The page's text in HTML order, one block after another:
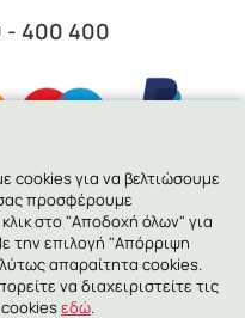
- 400 400
cookies για να βελτιώσουμε
προσφέρουμε
στο "Αποδοχή όλων" για
την επιλογή "Απόρριψη
απαραίτητα cookies.
να διαχειριστείτε τις
cookiesεδώ.